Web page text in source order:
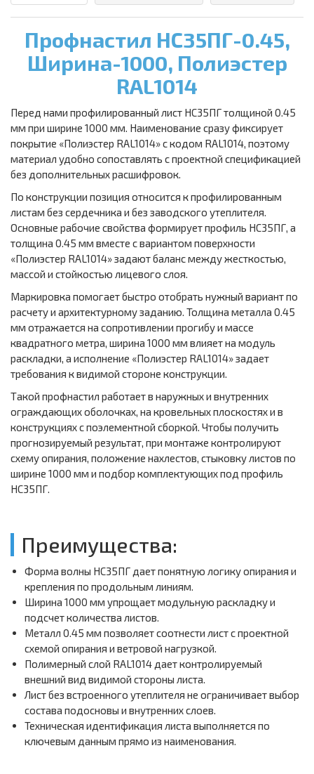
Профнастил НС35ПГ-0.45,
Ширина-1000, Полиэстер
RAL1014
Перед нами профилированный лист НС35ПГ толщиной 0.45
мм при ширине 1000 мм. Наименование сразу фиксирует
покрытие «Полиэстер RAL1014» с кодом RAL1014, поэтому
материал удобно сопоставлять с проектной спецификацией
без дополнительных расшифровок.
По конструкции позиция относится к профилированным
листам без сердечника и без заводского утеплителя.
Основные рабочие свойства формирует профиль НС35ПГ, а
толщина 0.45 мм вместе с вариантом поверхности
«Полиэстер RAL1014» задают баланс между жесткостью,
массой и стойкостью лицевого слоя.
Маркировка помогает быстро отобрать нужный вариант по
расчету и архитектурному заданию. Толщина металла 0.45
мм отражается на сопротивлении прогибу и массе
квадратного метра, ширина 1000 мм влияет на модуль
раскладки, а исполнение «Полиэстер RAL1014» задает
требования к видимой стороне конструкции.
Такой профнастил работает в наружных и внутренних
ограждающих оболочках, на кровельных плоскостях и в
конструкциях с поэлементной сборкой. Чтобы получить
прогнозируемый результат, при монтаже контролируют
схему опирания, положение нахлестов, стыковку листов по
ширине 1000 мм и подбор комплектующих под профиль
НС35ПГ.
Преимущества:
Форма волны НС35ПГ дает понятную логику опирания и
крепления по продольным линиям.
Ширина 1000 мм упрощает модульную раскладку и
подсчет количества листов.
Металл 0.45 мм позволяет соотнести лист с проектной
схемой опирания и ветровой нагрузкой.
Полимерный слой RAL1014 дает контролируемый
внешний вид видимой стороны листа.
Лист без встроенного утеплителя не ограничивает выбор
состава подосновы и внутренних слоев.
Техническая идентификация листа выполняется по
ключевым данным прямо из наименования.